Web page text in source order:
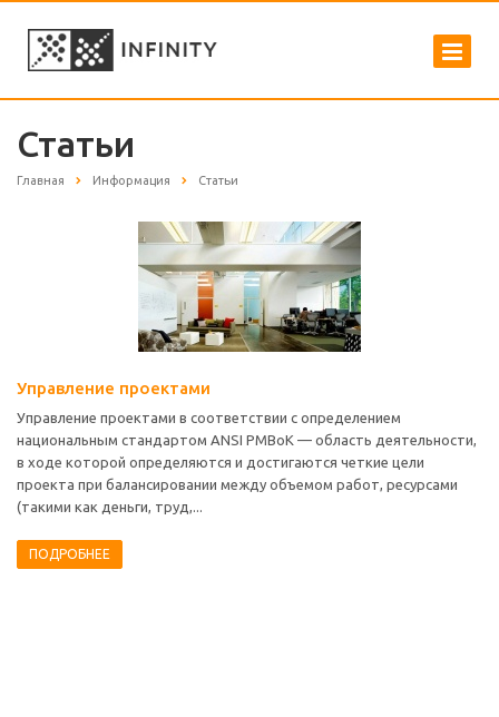
Статьи
Главная Информация Статьи
Управление проектами
Управление проектами в соответствии с определением
национальным стандартом ANSI PMBoK — область деятельности,
в ходе которой определяются и достигаются четкие цели
проекта при балансировании между объемом работ, ресурсами
(такими как деньги, труд,...
ПОДРОБНЕЕ